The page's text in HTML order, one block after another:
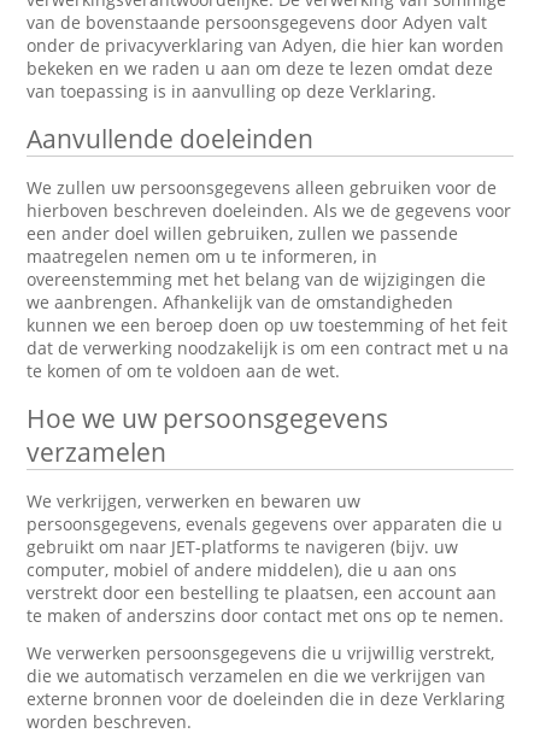
van de bovenstaande persoonsgegevens door Adyen valt
onder de privacyverklaring van Adyen, die hier kan worden
bekeken en we raden u aan om deze te lezen omdat deze
van toepassing is in aanvulling op deze Verklaring.
Aanvullende doeleinden
We zullen uw persoonsgegevens alleen gebruiken voor de
hierboven beschreven doeleinden. Als we de gegevens voor
een ander doel willen gebruiken, zullen we passende
maatregelen nemen om u te informeren, in
overeenstemming met het belang van de wijzigingen die
we aanbrengen. Afhankelijk van de omstandigheden
kunnen we een beroep doen op uw toestemming of het feit
dat de verwerking noodzakelijk is om een contract met u na
te komen of om te voldoen aan de wet.
Hoe we uw persoonsgegevens
verzamelen
We verkrijgen, verwerken en bewaren uw
persoonsgegevens, evenals gegevens over apparaten die u
gebruikt om naar JET-platforms te navigeren (bijv. uw
computer, mobiel of andere middelen), die u aan ons
verstrekt door een bestelling te plaatsen, een account aan
te maken of anderszins door contact met ons op te nemen.
We verwerken persoonsgegevens die u vrijwillig verstrekt,
die we automatisch verzamelen en die we verkrijgen van
externe bronnen voor de doeleinden die in deze Verklaring
worden beschreven.